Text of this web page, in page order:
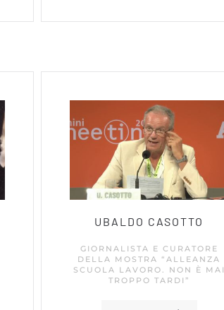
UBALDO CASOTTO
GIORNALISTA E CURATORE
DELLA MOSTRA “ALLEANZA
SCUOLA LAVORO. NON È MAI
TROPPO TARDI”